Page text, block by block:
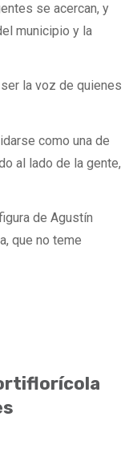
se acercan, y
municipio y la
la voz de quienes
como una de
al lado de la gente,
de Agustín
que no teme